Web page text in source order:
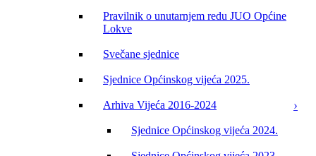
Pravilnik o unutarnjem redu JUO Općine
Lokve
Svečane sjednice
Sjednice Općinskog vijeća 2025.
Arhiva Vijeća 2016-2024
Sjednice Općinskog vijeća 2024.